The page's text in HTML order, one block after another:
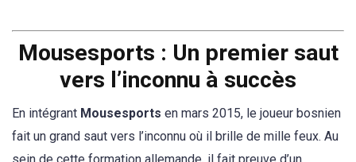
Mousesports : Un premier saut
vers l’inconnu à succès
En intégrant Mousesports en mars 2015, le joueur bosnien
fait un grand saut vers l’inconnu où il brille de mille feux. Au